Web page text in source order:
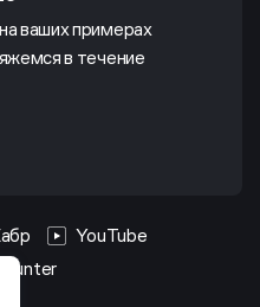
ваших примерах
в течение
YouTube